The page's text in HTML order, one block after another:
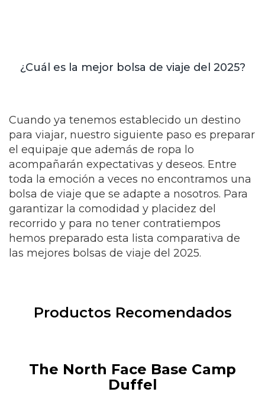
¿Cuál es la mejor bolsa de viaje del 2025?
Cuando ya tenemos establecido un destino
para viajar, nuestro siguiente paso es preparar
el equipaje que además de ropa lo
acompañarán expectativas y deseos. Entre
toda la emoción a veces no encontramos una
bolsa de viaje que se adapte a nosotros. Para
garantizar la comodidad y placidez del
recorrido y para no tener contratiempos
hemos preparado esta lista comparativa de
las mejores bolsas de viaje del 2025.
Productos Recomendados
The North Face Base Camp
Duffel